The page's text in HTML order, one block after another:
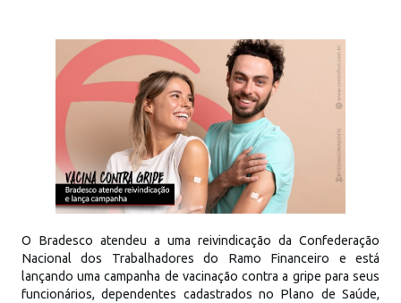
O Bradesco atendeu a uma reivindicação da Confederação
Nacional dos Trabalhadores do Ramo Financeiro e está
lançando uma campanha de vacinação contra a gripe para seus
funcionários, dependentes cadastrados no Plano de Saúde,